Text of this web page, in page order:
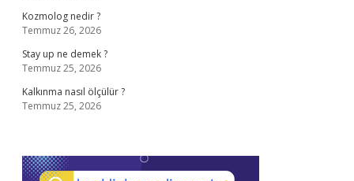
Kozmolog nedir ?
Temmuz 26, 2026
Stay up ne demek ?
Temmuz 25, 2026
Kalkınma nasıl ölçülür ?
Temmuz 25, 2026